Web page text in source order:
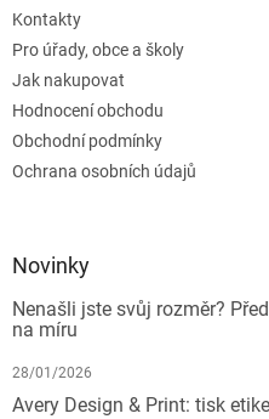
Kontakty
Pro úřady, obce a školy
Jak nakupovat
Hodnocení obchodu
Obchodní podmínky
Ochrana osobních údajů
Novinky
Nenašli jste svůj rozměr?
na míru
28/01/2026
Avery Design & Print: tisk